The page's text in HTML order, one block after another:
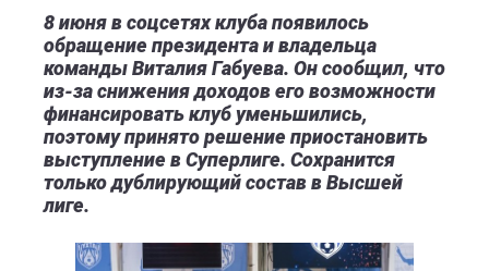
8 июня в соцсетях клуба появилось
обращение президента и владельца
команды Виталия Габуева. Он сообщил, что
из‑за снижения доходов его возможности
финансировать клуб уменьшились,
поэтому принято решение приостановить
выступление в Суперлиге. Сохранится
только дублирующий состав в Высшей
лиге.